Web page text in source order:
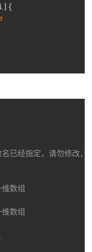
] {
已经指定，请勿修改，
数组
数组